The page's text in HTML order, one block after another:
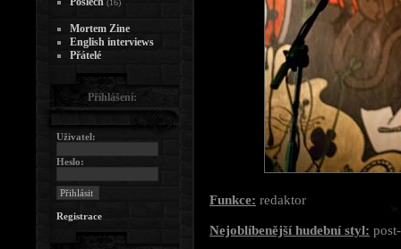
Funkce: redaktor
Nejoblíbenější hudební styl:
(16)
Mortem Zine
English interviews
Přátelé
Přihlášení:
Uživatel:
Heslo:
Registrace